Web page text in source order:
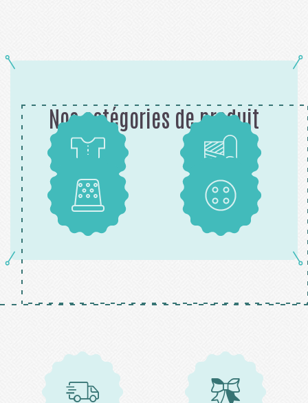
Nos catégories de produit
Patrons Tissus
Mercerie Boutons